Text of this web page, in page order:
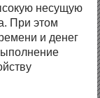
несущую
При этом
и денег